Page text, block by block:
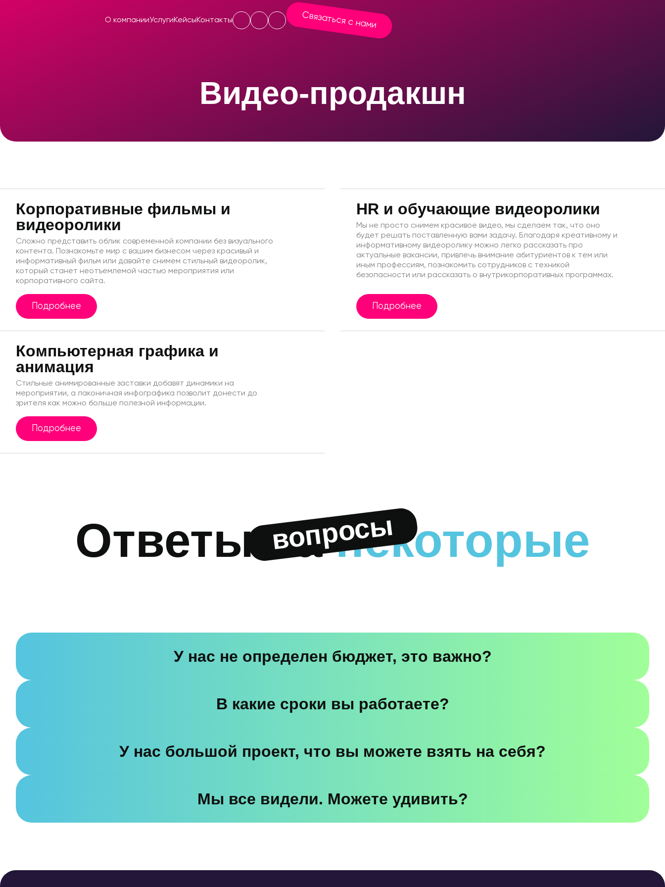
О компанииУслугиКейсыКонтакты
Связаться с нами
Видео-продакшн
Корпоративные фильмы и
видеоролики
Сложно представить облик современной компании без визуального
контента. Познакомьте мир с вашим бизнесом через красивый и
информативный фильм или давайте снимем стильный видеоролик,
который станет неотъемлемой частью мероприятия или
корпоративного сайта.
Подробнее
HR и обучающие видеоролики
Мы не просто снимем красивое видео, мы сделаем так, что оно
будет решать поставленную вами задачу. Благодаря креативному и
информативному видеоролику можно легко рассказать про
актуальные вакансии, привлечь внимание абитуриентов к тем или
иным профессиям, познакомить сотрудников с техникой
безопасности или рассказать о внутрикорпоративных программах.
Подробнее
Компьютерная графика и
анимация
Стильные анимированные заставки добавят динамики на
мероприятии, а лаконичная инфографика позволит донести до
зрителя как можно больше полезной информации.
Подробнее
Ответы нанекоторые
вопросы
У нас не определен бюджет, это важно?
В какие сроки вы работаете?
У нас большой проект, что вы можете взять на себя?
Мы все видели. Можете удивить?